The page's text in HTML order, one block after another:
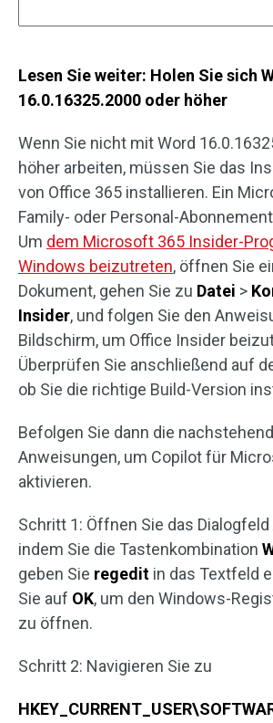
Lesen Sie weiter: Holen Sie sich
16.0.16325.2000 oder höher
Wenn Sie nicht mit Word
höher arbeiten, müssen Sie das
von Office 365 installieren. Ein
Family- oder Personal-
Um dem Microsoft 365 Insider-
Windows beizutreten, öffnen Sie
Dokument, gehen Sie zu Datei >
Insider, und folgen Sie den
Bildschirm, um Office Insider
Überprüfen Sie anschließend auf
ob Sie die richtige Build-Version
Befolgen Sie dann die
Anweisungen, um Copilot für
aktivieren.
Schritt 1: Öffnen Sie das Dialogfeld
indem Sie die Tastenkombination
geben Sie regedit in das Textfeld
Sie auf OK, um den Windows-
zu öffnen.
Schritt 2: Navigieren Sie zu